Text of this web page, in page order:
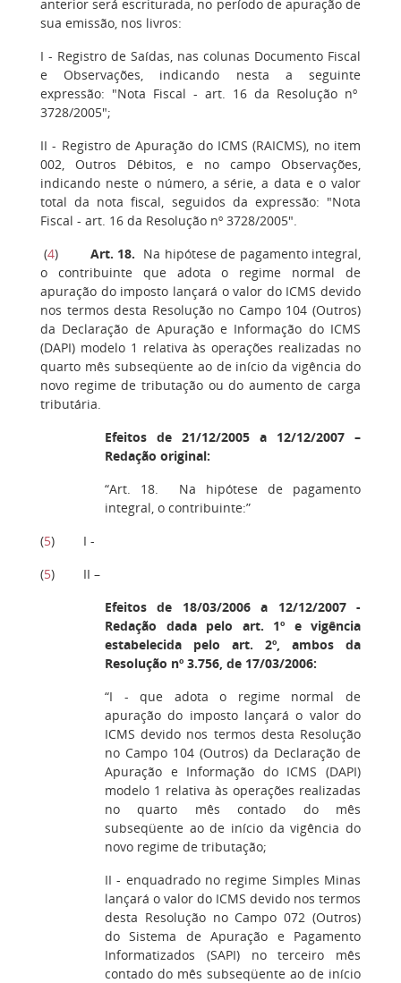
anterior será escriturada, no período de apuração de
sua emissão, nos livros:
I - Registro de Saídas, nas colunas Documento Fiscal
e Observações, indicando nesta a seguinte
expressão: "Nota Fiscal - art. 16 da Resolução nº
3728/2005";
II - Registro de Apuração do ICMS (RAICMS), no item
002, Outros Débitos, e no campo Observações,
indicando neste o número, a série, a data e o valor
total da nota fiscal, seguidos da expressão: "Nota
Fiscal - art. 16 da Resolução nº 3728/2005".
(4) Art. 18. Na hipótese de pagamento integral,
o contribuinte que adota o regime normal de
apuração do imposto lançará o valor do ICMS devido
nos termos desta Resolução no Campo 104 (Outros)
da Declaração de Apuração e Informação do ICMS
(DAPI) modelo 1 relativa às operações realizadas no
quarto mês subseqüente ao de início da vigência do
novo regime de tributação ou do aumento de carga
tributária.
Efeitos de 21/12/2005 a 12/12/2007 –
Redação original:
“Art. 18. Na hipótese de pagamento
integral, o contribuinte:”
(5) I -
(5) II –
Efeitos de 18/03/2006 a 12/12/2007 -
Redação dada pelo art. 1º e vigência
estabelecida pelo art. 2º, ambos da
Resolução nº 3.756, de 17/03/2006:
“I - que adota o regime normal de
apuração do imposto lançará o valor do
ICMS devido nos termos desta Resolução
no Campo 104 (Outros) da Declaração de
Apuração e Informação do ICMS (DAPI)
modelo 1 relativa às operações realizadas
no quarto mês contado do mês
subseqüente ao de início da vigência do
novo regime de tributação;
II - enquadrado no regime Simples Minas
lançará o valor do ICMS devido nos termos
desta Resolução no Campo 072 (Outros)
do Sistema de Apuração e Pagamento
Informatizados (SAPI) no terceiro mês
contado do mês subseqüente ao de início